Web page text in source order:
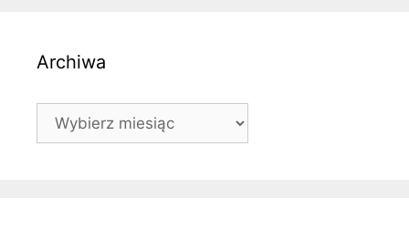
Archiwa
Archiwa